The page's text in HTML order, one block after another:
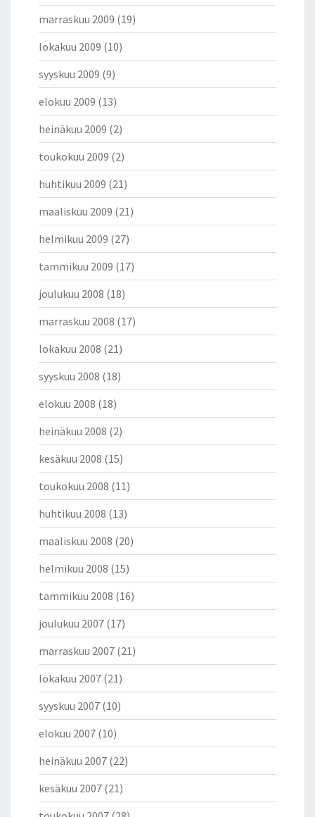
marraskuu 2009 (19)
lokakuu 2009 (10)
syyskuu 2009 (9)
elokuu 2009 (13)
heinäkuu 2009 (2)
toukokuu 2009 (2)
huhtikuu 2009 (21)
maaliskuu 2009 (21)
helmikuu 2009 (27)
tammikuu 2009 (17)
joulukuu 2008 (18)
marraskuu 2008 (17)
lokakuu 2008 (21)
syyskuu 2008 (18)
elokuu 2008 (18)
heinäkuu 2008 (2)
kesäkuu 2008 (15)
toukokuu 2008 (11)
huhtikuu 2008 (13)
maaliskuu 2008 (20)
helmikuu 2008 (15)
tammikuu 2008 (16)
joulukuu 2007 (17)
marraskuu 2007 (21)
lokakuu 2007 (21)
syyskuu 2007 (10)
elokuu 2007 (10)
heinäkuu 2007 (22)
kesäkuu 2007 (21)